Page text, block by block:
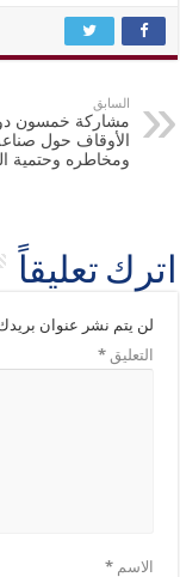
السابق
مشاركة خمسون
الأوقاف حول
ومخاطره وحتمية
اترك تعليقاً
لن يتم نشر عنوان بريدك
التعليق*
الاسم*